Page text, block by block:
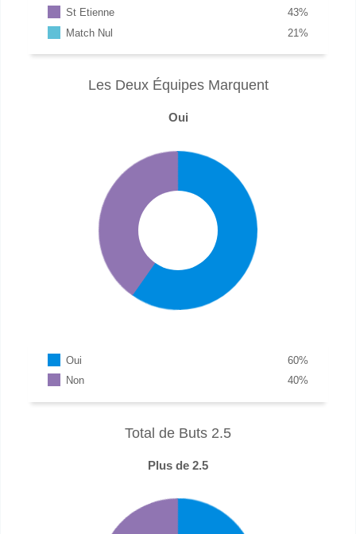
St Etienne %
43
Match Nul
%
21
Les Deux Équipes Marquent
Oui
Oui %
60
Non
%
40
Total de Buts 2.5
Plus de 2.5